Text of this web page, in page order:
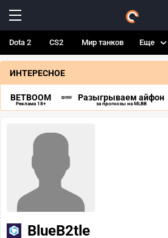
Dota 2 CS2 Мир танков Еще
ИНТЕРЕСНОЕ
BETBOOM
Реклама 18+
Разыгрываем айфон
за прогнозы на MLBB
BlueB2tle